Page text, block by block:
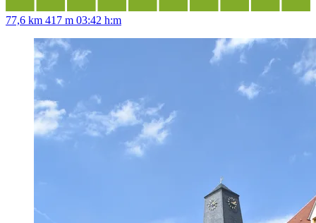
77,6 km 417 m 03:42 h:m